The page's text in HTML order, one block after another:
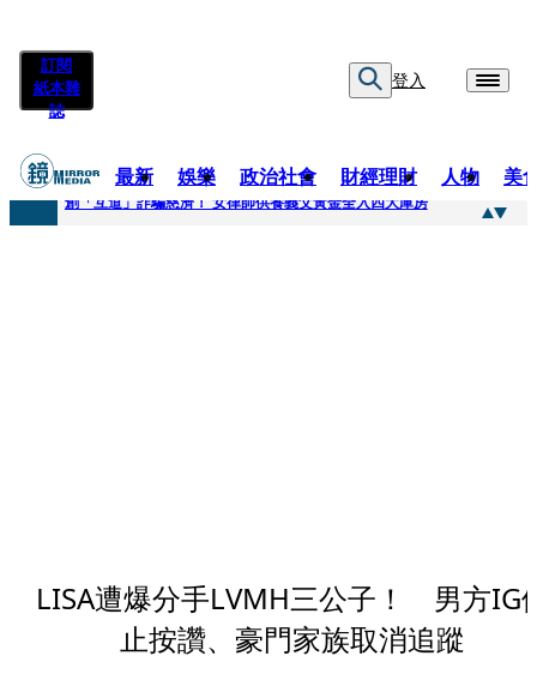
訂閱
紙本雜
誌
登入
最新 娛樂 政治社會 財經理財 人物 美
快訊
創「互道」詐騙慈濟！ 女律師供養義父黃金全入四大庫房
LISA遭爆分手LVMH三公子！ 男方IG
止按讚、豪門家族取消追蹤